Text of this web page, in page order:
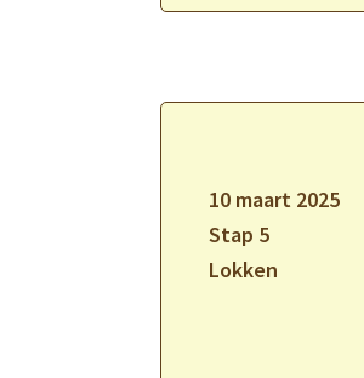
10 maart 2025
Stap 5
Lokken